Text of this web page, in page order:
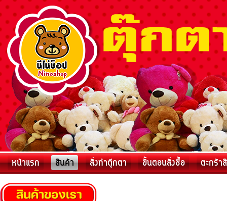
หน้าแรก สินค้า สั่งทำตุ๊กตา ขั้นตอนสั่งชื้อ ตะกร้า